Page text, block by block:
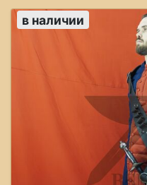
в наличии